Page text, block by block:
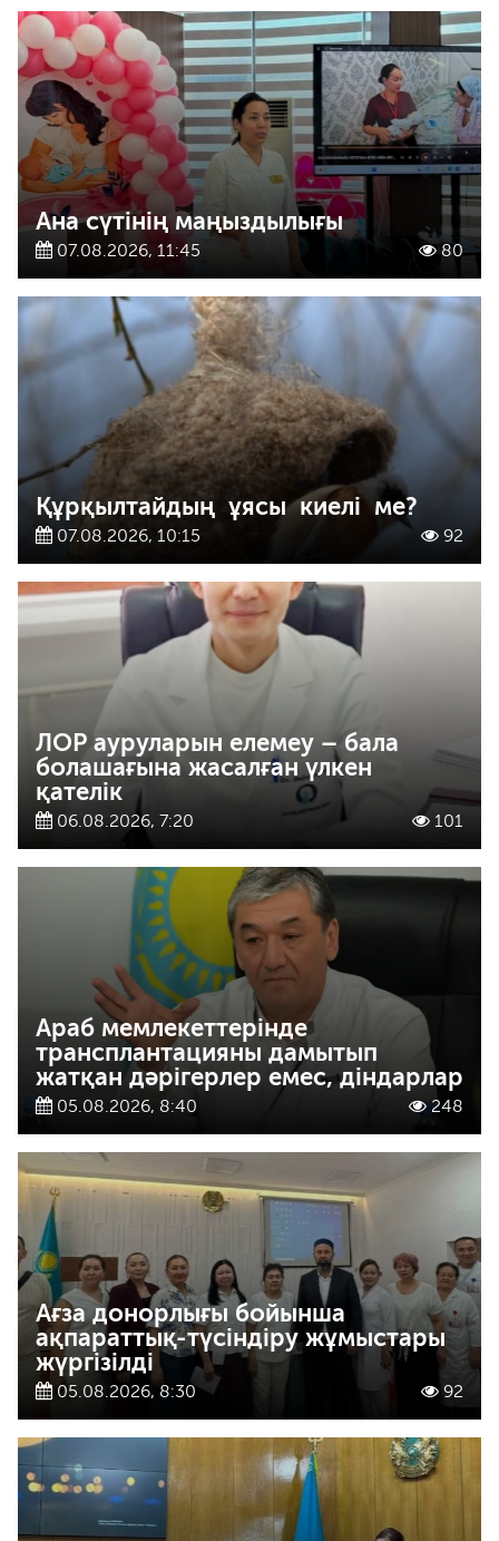
Ана сүтінің маңыздылығы
07.08.2026, 11:45 80
Құрқылтайдың ұясы киелі ме?
07.08.2026, 10:15 92
ЛОР ауруларын елемеу – бала
болашағына жасалған үлкен
қателік
06.08.2026, 7:20 101
Араб мемлекеттерінде
трансплантацияны дамытып
жатқан дәрігерлер емес, діндарлар
05.08.2026, 8:40 248
Ағза донорлығы бойынша
ақпараттық-түсіндіру жұмыстары
жүргізілді
05.08.2026, 8:30 92